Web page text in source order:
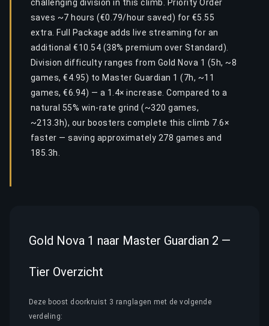
challenging division in this climb. Priority Order
saves ~7 hours (€0.79/hour saved) for €5.55
extra. Full Package adds live streaming for an
additional €10.54 (38% premium over Standard).
Division difficulty ranges from Gold Nova 1 (5h, ~8
games, €4.95) to Master Guardian 1 (7h, ~11
games, €6.94) — a 1.4× increase. Compared to a
natural 55% win-rate grind (~320 games,
~213.3h), our boosters complete this climb 7.6×
faster — saving approximately 278 games and
185.3h.
Gold Nova 1 naar Master Guardian 2 —
Tier Overzicht
Deze boost doorkruist 3 ranglagen met de volgende
verdeling: